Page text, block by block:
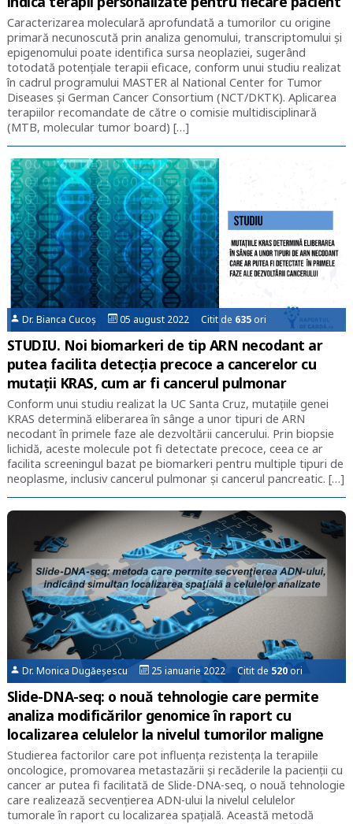
Caracterizarea moleculară aprofundată a tumorilor cu origine
primară necunoscută prin analiza genomului, transcriptomului şi
epigenomului poate identifica sursa neoplaziei, sugerând
totodată potenţiale terapii eficace, conform unui studiu realizat
în cadrul programului MASTER al National Center for Tumor
Diseases şi German Cancer Consortium (NCT/DKTK). Aplicarea
terapiilor recomandate de către o comisie multidisciplinară
(MTB, molecular tumor board) […]
Dr. Bianca Cucoș 05 august 2022 Citit de 635 ori
STUDIU. Noi biomarkeri de tip ARN necodant ar
putea facilita detecția precoce a cancerelor cu
mutații KRAS, cum ar fi cancerul pulmonar
Conform unui studiu realizat la UC Santa Cruz, mutațiile genei
KRAS determină eliberarea în sânge a unor tipuri de ARN
necodant în primele faze ale dezvoltării cancerului. Prin biopsie
lichidă, aceste molecule pot fi detectate precoce, ceea ce ar
facilita screeningul bazat pe biomarkeri pentru multiple tipuri de
neoplasme, inclusiv cancerul pulmonar și cancerul pancreatic. […]
Dr. Monica Dugăeșescu 25 ianuarie 2022 Citit de 520ori
Slide-DNA-seq: o nouă tehnologie care permite
analiza modificărilor genomice în raport cu
localizarea celulelor la nivelul tumorilor maligne
Studierea factorilor care pot influenţa rezistenţa la terapiile
oncologice, promovarea metastazării şi recăderile la pacienţii cu
cancer ar putea fi facilitată de Slide-DNA-seq, o nouă tehnologie
care realizează secvențierea ADN-ului la nivelul celulelor
tumorale în raport cu localizarea spațială. Această metodă